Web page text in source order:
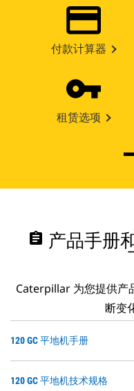
付款计算器
租赁选项
assignment 产品手册
Caterpillar 为您提供产
断变
120 GC 平地机手册
120 GC 平地机技术规格